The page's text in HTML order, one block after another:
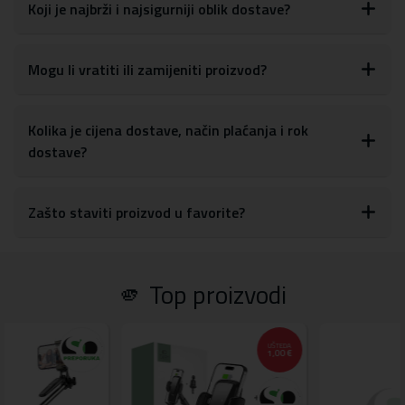
glasnoće, tipki za uključivanje/isključivanje, kao i postavkama za
otisaka prstiju, prašine ili drugih mrlja
Koji je najbrži i najsigurniji oblik dostave?
Mogu li vratiti ili zamijeniti proizvod?
Kolika je cijena dostave, način plaćanja i rok
dostave?
Zašto staviti proizvod u favorite?
🫵 Top proizvodi